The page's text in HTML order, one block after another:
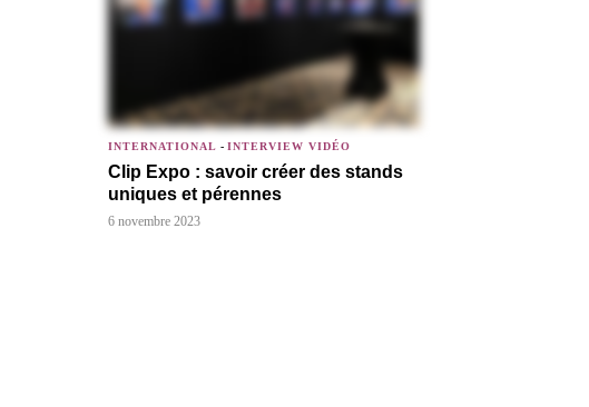
INTERNATIONAL - INTERVIEW VIDÉO
Clip Expo : savoir créer des stands
uniques et pérennes
6 novembre 2023